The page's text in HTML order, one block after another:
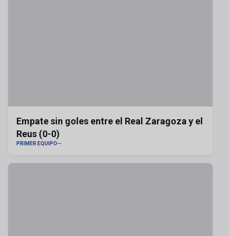
Empate sin goles entre el Real Zaragoza y el
Reus (0-0)
PRIMER EQUIPO